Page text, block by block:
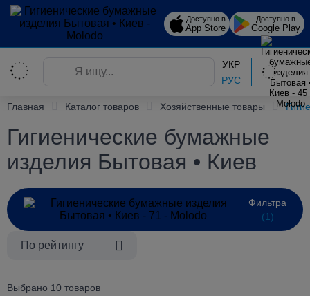
Доступно в
App Store
Доступно в
Google Play
УКР
РУС
Главная Каталог товаров Хозяйственные товары
Гигиенические бумажные
изделия Бытовая • Киев
Фильтра
(1)
По рейтингу
Выбрано 10 товаров